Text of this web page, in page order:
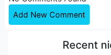
Add New Comment
Recent